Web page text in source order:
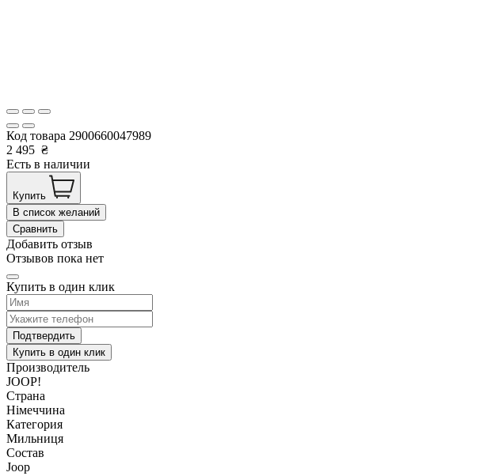
Код товара 2900660047989
2 495 ₴
Есть в наличии
Купить
В список желаний
Сравнить
Добавить отзыв
Отзывов пока нет
Купить в один клик
Подтвердить
Купить в один клик
Производитель
JOOP!
Страна
Німеччина
Категория
Мильниця
Состав
Joop